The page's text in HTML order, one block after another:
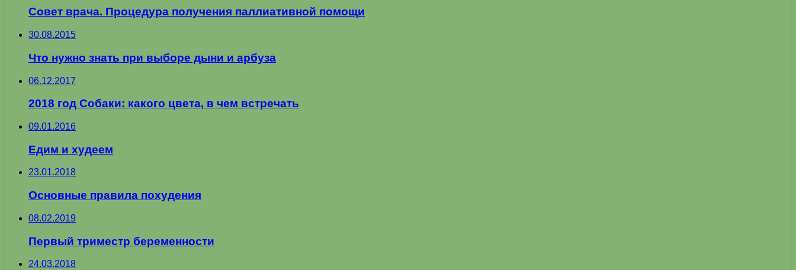
Совет врача. Процедура получения паллиативной помощи
30.08.2015
Что нужно знать при выборе дыни и арбуза
06.12.2017
2018 год Собаки: какого цвета, в чем встречать
09.01.2016
Едим и худеем
23.01.2018
Основные правила похудения
08.02.2019
Первый триместр беременности
24.03.2018